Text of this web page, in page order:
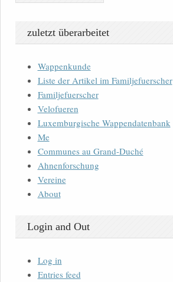
zuletzt überarbeitet
Wappenkunde
Liste der Artikel im Familjefuerscher
Familjefuerscher
Velofueren
Luxemburgische Wappendatenbank
Me
Communes au Grand-Duché
Ahnenforschung
Vereine
About
Login and Out
Log in
Entries feed